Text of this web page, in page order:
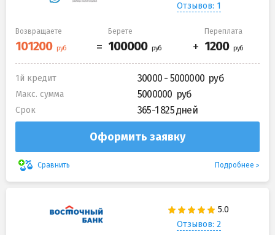
Отзывов: 1
Возвращаете Берете Переплата
1й кредит 30000 - 5000000
Макс. сумма 5000000
Срок 365-1 825 дней
Оформить заявку
Сравнить Подробнее
Отзывов: 2